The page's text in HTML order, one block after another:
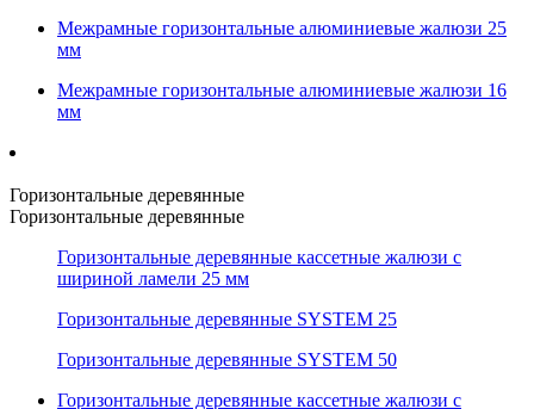
Межрамные горизонтальные алюминиевые жалюзи 25
мм
Межрамные горизонтальные алюминиевые жалюзи 16
мм
Горизонтальные деревянные
Горизонтальные деревянные
Горизонтальные деревянные кассетные жалюзи с
шириной ламели 25 мм
Горизонтальные деревянные SYSTEM 25
Горизонтальные деревянные SYSTEM 50
Горизонтальные деревянные кассетные жалюзи с